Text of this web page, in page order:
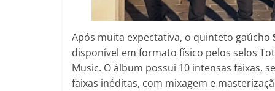
Após muita expectativa, o quinteto gaúcho
disponível em formato físico pelos selos
Music. O álbum possui 10 intensas faixas,
faixas inéditas, com mixagem e